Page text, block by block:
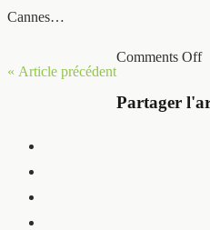
Cannes…
« Article précédent
Comments Off
Partager